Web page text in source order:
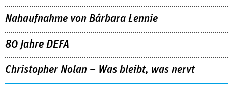
Nahaufnahme von Bárbara Lennie
80 Jahre DEFA
Christopher Nolan – Was bleibt, was nervt